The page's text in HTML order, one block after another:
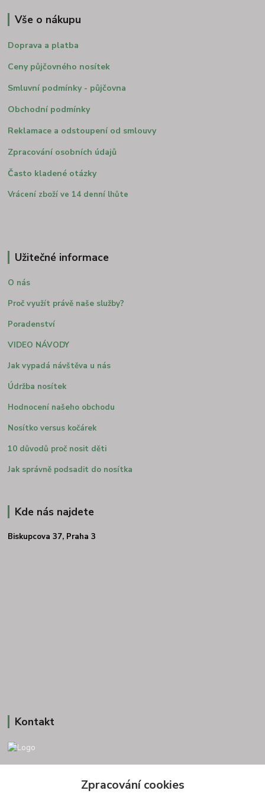
Vše o nákupu
Doprava a platba
Ceny půjčovného nosítek
Smluvní podmínky - půjčovna
Obchodní podmínky
Reklamace a odstoupení od smlouvy
Zpracování osobních údajů
Často kladené otázky
Vrácení zboží ve 14 denní lhůte
Užitečné informace
O nás
Proč využít právě naše služby?
Poradenství
VIDEO NÁVODY
Jak vypadá návštěva u nás
Údržba nosítek
Hodnocení našeho obchodu
Nosítko versus kočárek
10 důvodů proč nosit děti
Jak správně podsadit do nosítka
Kde nás najdete
Biskupcova 37, Praha 3
Kontakt
+420 775693830
Otevírací doba: PO-PÁ: 9:00-16:00 NUTNÁ REZERVACE
Zpracování cookies